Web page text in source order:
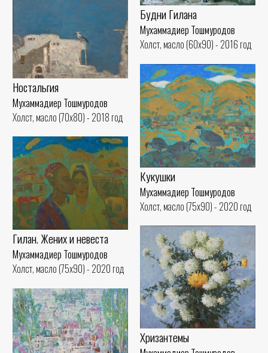
Будни Гилана
Мухаммадиер Тошмуродов
Холст, масло (60x90) - 2016 год
Ностальгия
Мухаммадиер Тошмуродов
Холст, масло (70x80) - 2018 год
Кукушки
Мухаммадиер Тошмуродов
Холст, масло (75x90) - 2020 год
Гилан. Жених и невеста
Мухаммадиер Тошмуродов
Холст, масло (75x90) - 2020 год
Хризантемы